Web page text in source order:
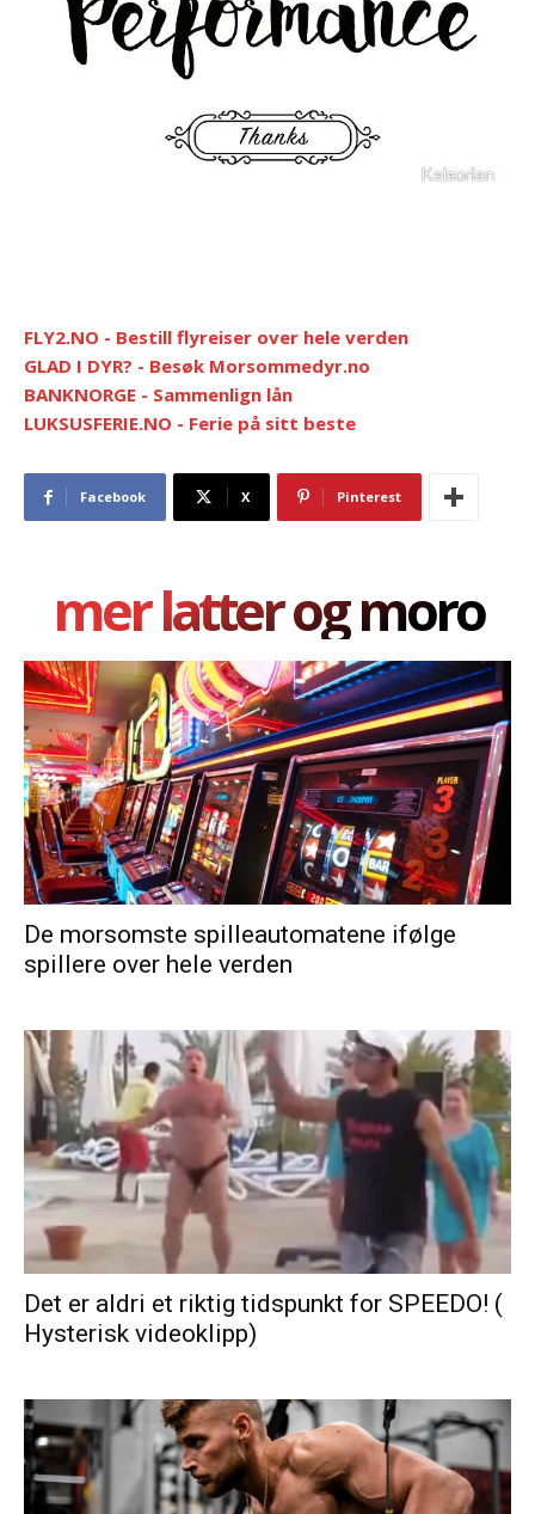
FLY2.NO - Bestill flyreiser over hele verden
GLAD I DYR? - Besøk Morsommedyr.no
BANKNORGE - Sammenlign lån
LUKSUSFERIE.NO - Ferie på sitt beste
Facebook X Pinterest
mer latter og moro
De morsomste spilleautomatene ifølge
spillere over hele verden
Det er aldri et riktig tidspunkt for SPEEDO! (
Hysterisk videoklipp)